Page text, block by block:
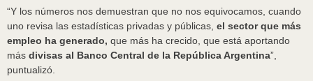
“Y los números nos demuestran que no nos equivocamos, cuando
uno revisa las estadísticas privadas y públicas, el sector que más
empleo ha generado, que más ha crecido, que está aportando
más divisas al Banco Central de la República Argentina”,
puntualizó.